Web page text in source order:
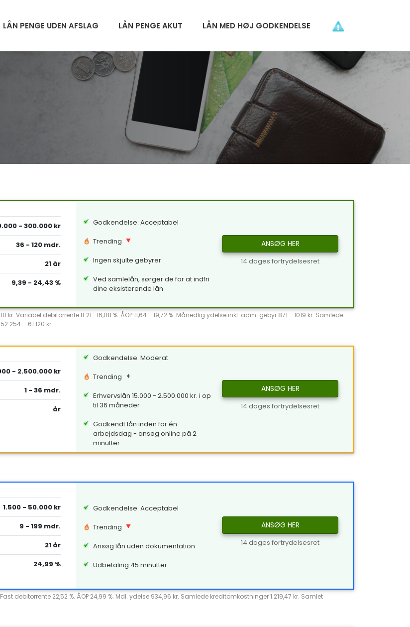
LÅN PENGE UDEN AFSLAG LÅN PENGE AKUT LÅN MED HØJ GODKENDELSE
- 300.000 kr
36 - 120 mdr.
21 år
9,39 - 24,43 %
Godkendelse: Acceptabel
Trending
Ingen skjulte gebyrer
Ved samlelån, sørger de for at indfri
dine eksisterende lån
ANSØG HER
14 dages fortrydelsesret
Variabel debitorrente 8.21- 16,08 %. ÅOP 11,64 - 19,72 %. Månedlig ydelse inkl. adm. gebyr 871 - 1019 kr. Samlede
– 61.120 kr.
- 2.500.000 kr
1 - 36 mdr.
år
Godkendelse: Moderat
Trending
Erhvervslån 15.000 - 2.500.000 kr. i op
til 36 måneder
Godkendt lån inden for én
arbejdsdag - ansøg online på 2
minutter
ANSØG HER
14 dages fortrydelsesret
1.500 - 50.000 kr
9 - 199 mdr.
21 år
24,99 %
Godkendelse: Acceptabel
Trending
Ansøg lån uden dokumentation
Udbetaling 45 minutter
ANSØG HER
14 dages fortrydelsesret
debitorrente 22,52 %. ÅOP 24,99 %. Mdl. ydelse 934,96 kr. Samlede kreditomkostninger 1.219,47 kr. Samlet